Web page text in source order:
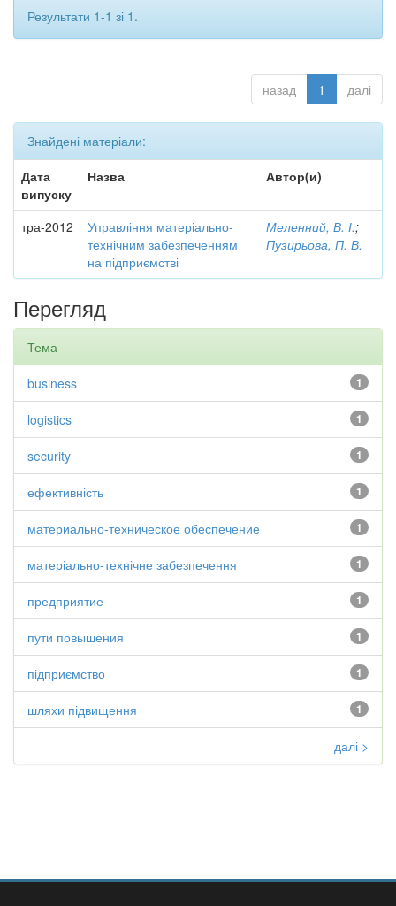
Результати 1-1 зі 1.
назад 1 далі
Знайдені матеріали:
Дата
випуску
Назва Автор(и)
тра-2012
Управління матеріально-
технічним забезпеченням
на підприємстві
Меленний, В. І.;
Пузирьова, П. В.
Перегляд
Тема
1
business
1
logistics
1
security
1
ефективність
1
материально-техническое обеспечение
1
матеріально-технічне забезпечення
1
предприятие
1
пути повышения
1
підприємство
1
шляхи підвищення
далі >